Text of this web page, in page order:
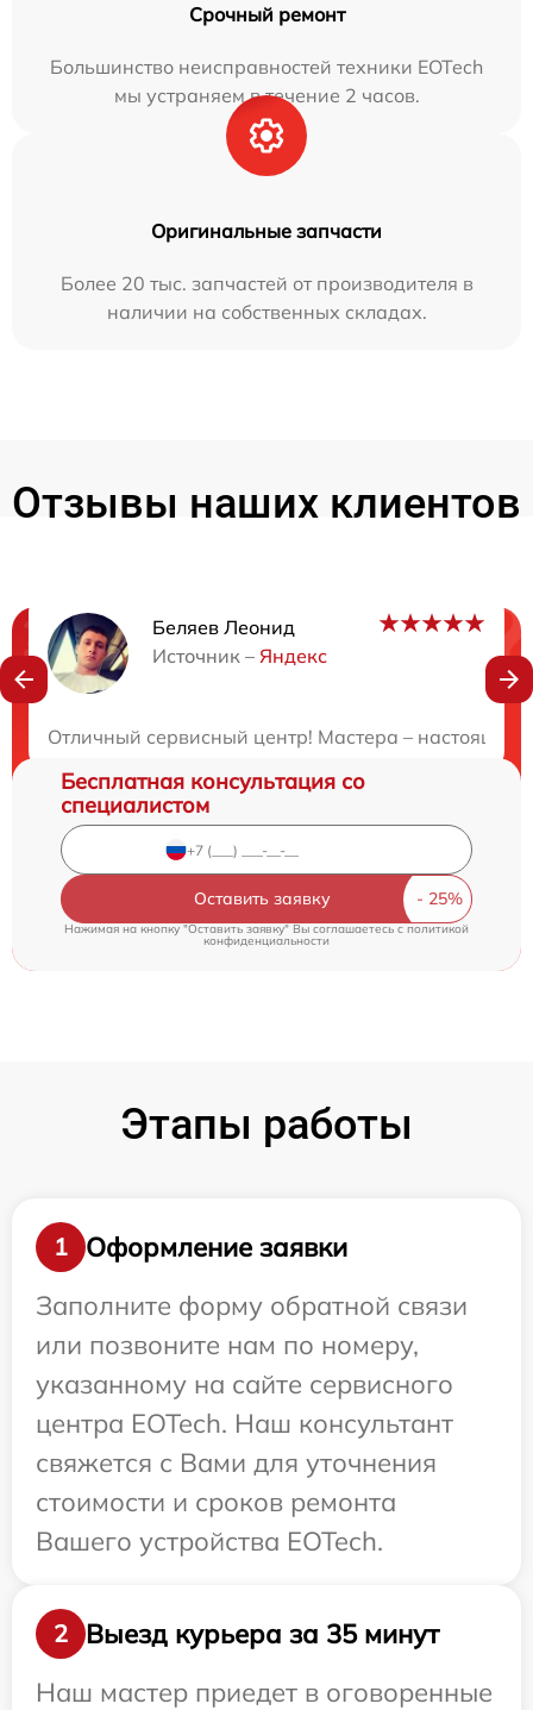
Срочный ремонт
Большинство неисправностей техники EOTech
мы устраняем в течение 2 часов.
Оригинальные запчасти
Более 20 тыс. запчастей от производителя в
наличии на собственных складах.
Отзывы наших клиентов
Беляев Леонид
Источник – Яндекс
Отличный сервисный центр! Мастера –
Нужна консультация?
Бесплатная консультация со
специалистом
Оставить заявку
Нажимая на кнопку "Оставить заявку" Вы соглашаетесь cполитикой
конфиденциальности
Этапы работы
1
Оформление заявки
Заполните форму обратной связи
или позвоните нам по номеру,
указанному на сайте сервисного
центра EOTech. Наш консультант
свяжется с Вами для уточнения
стоимости и сроков ремонта
Вашего устройства EOTech.
2
Выезд курьера за 35 минут
Наш мастер приедет в оговоренные